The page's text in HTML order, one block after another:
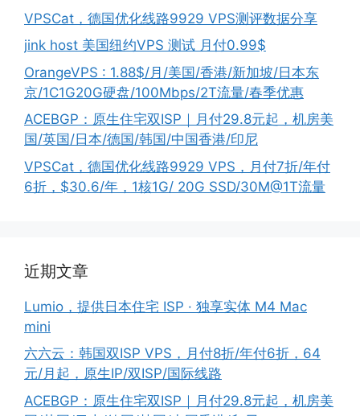
VPSCat，德国优化线路9929 VPS测评数据分享
jink host 美国纽约VPS 测试 月付0.99$
OrangeVPS : 1.88$/月/美国/香港/新加坡/日本东
京/1C1G20G硬盘/100Mbps/2T流量/春季优惠
ACEBGP：原生住宅双ISP｜月付29.8元起，机房美
国/英国/日本/德国/韩国/中国香港/印尼
VPSCat，德国优化线路9929 VPS，月付7折/年付
6折，$30.6/年，1核1G/ 20G SSD/30M@1T流量
近期文章
Lumio，提供日本住宅 ISP · 独享实体 M4 Mac
mini
六六云：韩国双ISP VPS，月付8折/年付6折，64
元/月起，原生IP/双ISP/国际线路
ACEBGP：原生住宅双ISP｜月付29.8元起，机房美